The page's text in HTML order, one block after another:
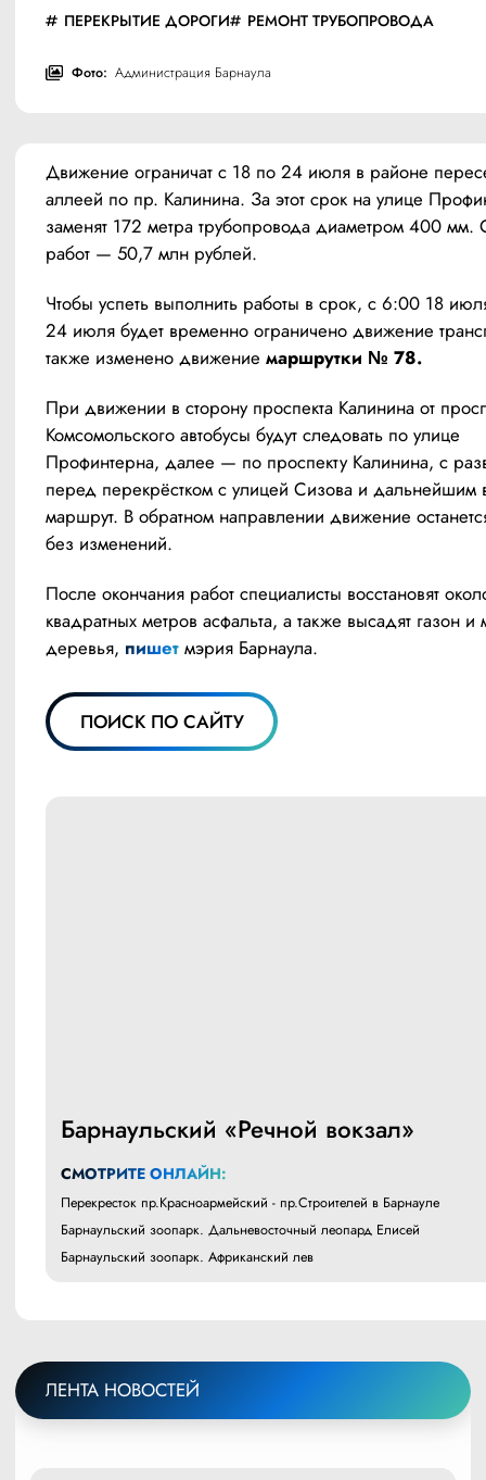
ПЕРЕКРЫТИЕ ДОРОГИ РЕМОНТ ТРУБОПРОВОДА
Фото: Администрация Барнаула
Движение ограничат с 18 по 24 июля в районе
аллеей по пр. Калинина. За этот срок на улице
заменят 172 метра трубопровода диаметром 400 мм.
работ — 50,7 млн рублей.
Чтобы успеть выполнить работы в срок, с 6:00 18
24 июля будет временно ограничено движение
также изменено движение маршрутки № 78.
При движении в сторону проспекта Калинина от
Комсомольского автобусы будут следовать по улице
Профинтерна, далее — по проспекту Калинина, с
перед перекрёстком с улицей Сизова и дальнейшим
маршрут. В обратном направлении движение
без изменений.
После окончания работ специалисты восстановят
квадратных метров асфальта, а также высадят газон
деревья, пишет мэрия Барнаула.
ПОИСК ПО САЙТУ
Барнаульский «Речной вокзал»
СМОТРИТЕ ОНЛАЙН:
Перекресток пр.Красноармейский - пр.Строителей в Барнауле
Барнаульский зоопарк. Дальневосточный леопард Елисей
Барнаульский зоопарк. Африканский лев
ЛЕНТА НОВОСТЕЙ